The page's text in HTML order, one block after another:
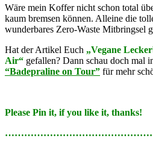
Wäre mein Koffer nicht schon total
kaum bremsen können. Alleine die
wunderbares Zero-Waste Mitbringsel
Hat der Artikel Euch „Vegane
Air“ gefallen? Dann schau doch mal
“Badepraline on Tour” für mehr
Please Pin it, if you like it, thanks!